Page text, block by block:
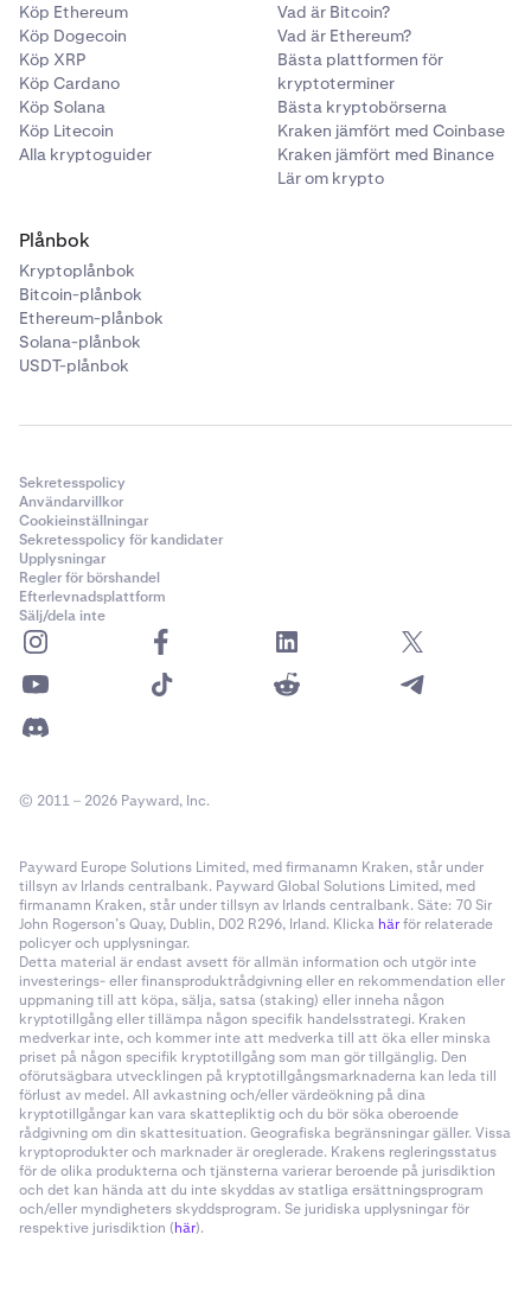
Köp Ethereum
Köp Dogecoin
Köp XRP
Köp Cardano
Köp Solana
Köp Litecoin
Alla kryptoguider
Vad är Bitcoin?
Vad är Ethereum?
Bästa plattformen för
kryptoterminer
Bästa kryptobörserna
Kraken jämfört med Coinbase
Kraken jämfört med Binance
Lär om krypto
Plånbok
Kryptoplånbok
Bitcoin-plånbok
Ethereum-plånbok
Solana-plånbok
USDT-plånbok
Sekretesspolicy
Användarvillkor
Cookieinställningar
Sekretesspolicy för kandidater
Upplysningar
Regler för börshandel
Efterlevnadsplattform
Sälj/dela inte
© 2011 – 2026 Payward, Inc.
Payward Europe Solutions Limited, med firmanamn Kraken, står under
tillsyn av Irlands centralbank. Payward Global Solutions Limited, med
firmanamn Kraken, står under tillsyn av Irlands centralbank. Säte: 70 Sir
John Rogerson’s Quay, Dublin, D02 R296, Irland. Klicka härför relaterade
policyer och upplysningar.
Detta material är endast avsett för allmän information och utgör inte
investerings- eller finansproduktrådgivning eller en rekommendation eller
uppmaning till att köpa, sälja, satsa (staking) eller inneha någon
kryptotillgång eller tillämpa någon specifik handelsstrategi. Kraken
medverkar inte, och kommer inte att medverka till att öka eller minska
priset på någon specifik kryptotillgång som man gör tillgänglig. Den
oförutsägbara utvecklingen på kryptotillgångsmarknaderna kan leda till
förlust av medel. All avkastning och/eller värdeökning på dina
kryptotillgångar kan vara skattepliktig och du bör söka oberoende
rådgivning om din skattesituation. Geografiska begränsningar gäller. Vissa
kryptoprodukter och marknader är oreglerade. Krakens regleringsstatus
för de olika produkterna och tjänsterna varierar beroende på jurisdiktion
och det kan hända att du inte skyddas av statliga ersättningsprogram
och/eller myndigheters skyddsprogram. Se juridiska upplysningar för
respektive jurisdiktion (här).